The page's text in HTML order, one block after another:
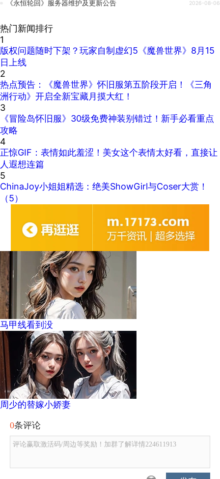
《永恒轮回》服务器维护及更新公告 2026-08-06
热门新闻排行
1
版权问题随时下架？玩家自制虚幻5《魔兽世界》8月15
日上线
2
热点预告：《魔兽世界》怀旧服第五阶段开启！《三角
洲行动》开启全新宝藏月摸大红！
3
《冒险岛怀旧服》30级免费神装别错过！新手必看重点
攻略
4
正惊GIF：表情如此羞涩！美女这个表情太好看，直接让
人遐想连篇
5
ChinaJoy小姐姐精选：绝美ShowGirl与Coser大赏！
（5）
马甲线看到没
周少的替嫁小娇妻
0条评论
评论赢取激活码/周边等奖励！加群了解详情224611913